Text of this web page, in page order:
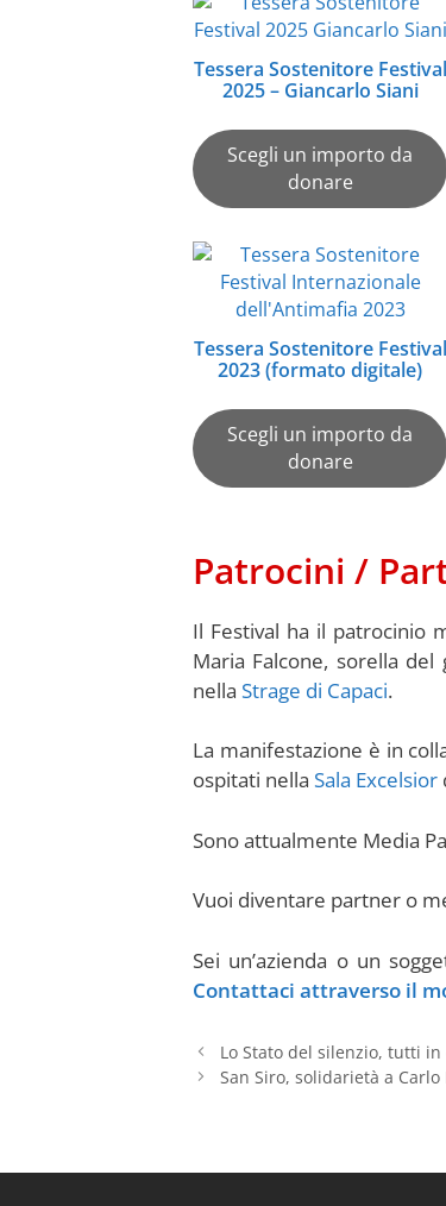
Tessera Sostenitore Festival
2025 – Giancarlo Siani
Scegli un importo da
donare
Tessera Sostenitore Festival
2023 (formato digitale)
Scegli un importo da
donare
Patrocini /
Il Festival ha il patrocinio
Maria Falcone, sorella del
nella Strage di Capaci.
La manifestazione è in
ospitati nella Sala Excelsior
Sono attualmente Media
Vuoi diventare partner o
Sei un’azienda o un
Contattaci attraverso il
Lo Stato del silenzio, tutti in
San Siro, solidarietà a Carlo